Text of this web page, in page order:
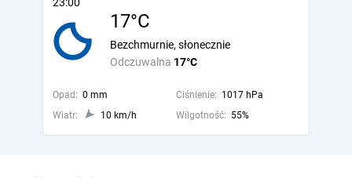
17°C
Odczuwalna 17°C
Bezchmurnie, słonecznie
Opad: 0 mm Ciśnienie: 1017 hPa
Wiatr:
10 km/h Wilgotność: 55%